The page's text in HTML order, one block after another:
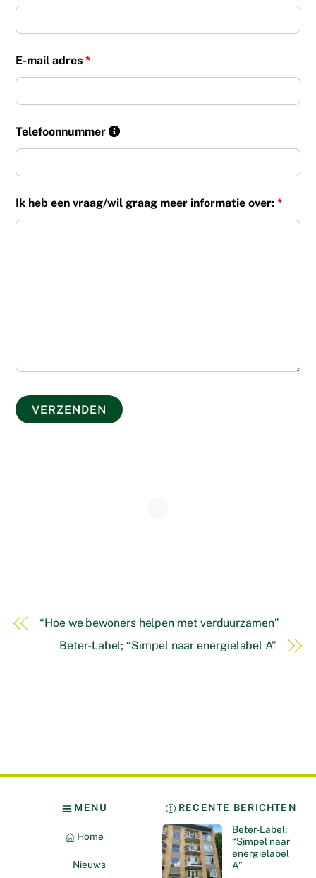
E-mail adres*
Telefoonnummer
Ik heb een vraag/wil graag meer informatie over:*
“Hoe we bewoners helpen met verduurzamen”
Beter-Label; “Simpel naar energielabel A”
MENU
Home
Nieuws
RECENTE BERICHTEN
Beter-Label;
“Simpel naar
energielabel
A”